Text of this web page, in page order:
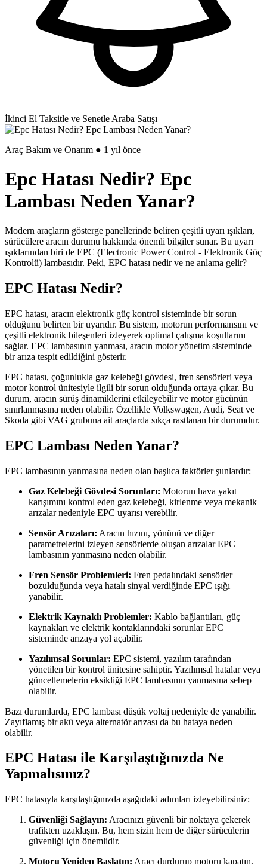
İkinci El Taksitle ve Senetle Araba Satışı
Araç Bakım ve Onarım ● 1 yıl önce
Epc Hatası Nedir? Epc
Lambası Neden Yanar?
Modern araçların gösterge panellerinde beliren çeşitli uyarı ışıkları,
sürücülere aracın durumu hakkında önemli bilgiler sunar. Bu uyarı
ışıklarından biri de EPC (Electronic Power Control - Elektronik Güç
Kontrolü) lambasıdır. Peki, EPC hatası nedir ve ne anlama gelir?
EPC Hatası Nedir?
EPC hatası, aracın elektronik güç kontrol sisteminde bir sorun
olduğunu belirten bir uyarıdır. Bu sistem, motorun performansını ve
çeşitli elektronik bileşenleri izleyerek optimal çalışma koşullarını
sağlar. EPC lambasının yanması, aracın motor yönetim sisteminde
bir arıza tespit edildiğini gösterir.
EPC hatası, çoğunlukla gaz kelebeği gövdesi, fren sensörleri veya
motor kontrol ünitesiyle ilgili bir sorun olduğunda ortaya çıkar. Bu
durum, aracın sürüş dinamiklerini etkileyebilir ve motor gücünün
sınırlanmasına neden olabilir. Özellikle Volkswagen, Audi, Seat ve
Skoda gibi VAG grubuna ait araçlarda sıkça rastlanan bir durumdur.
EPC Lambası Neden Yanar?
EPC lambasının yanmasına neden olan başlıca faktörler şunlardır:
Gaz Kelebeği Gövdesi Sorunları: Motorun hava yakıt
karışımını kontrol eden gaz kelebeği, kirlenme veya mekanik
arızalar nedeniyle EPC uyarısı verebilir.
Sensör Arızaları: Aracın hızını, yönünü ve diğer
parametrelerini izleyen sensörlerde oluşan arızalar EPC
lambasının yanmasına neden olabilir.
Fren Sensör Problemleri: Fren pedalındaki sensörler
bozulduğunda veya hatalı sinyal verdiğinde EPC ışığı
yanabilir.
Elektrik Kaynaklı Problemler: Kablo bağlantıları, güç
kaynakları ve elektrik kontaklarındaki sorunlar EPC
sisteminde arızaya yol açabilir.
Yazılımsal Sorunlar: EPC sistemi, yazılım tarafından
yönetilen bir kontrol ünitesine sahiptir. Yazılımsal hatalar veya
güncellemelerin eksikliği EPC lambasının yanmasına sebep
olabilir.
Bazı durumlarda, EPC lambası düşük voltaj nedeniyle de yanabilir.
Zayıflamış bir akü veya alternatör arızası da bu hataya neden
olabilir.
EPC Hatası ile Karşılaştığınızda Ne
Yapmalısınız?
EPC hatasıyla karşılaştığınızda aşağıdaki adımları izleyebilirsiniz:
Güvenliği Sağlayın: Aracınızı güvenli bir noktaya çekerek
trafikten uzaklaşın. Bu, hem sizin hem de diğer sürücülerin
güvenliği için önemlidir.
Motoru Yeniden Başlatın: Aracı durdurup motoru kapatın,